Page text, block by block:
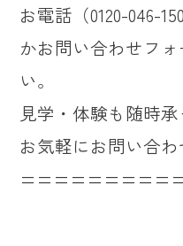
お電話（0120-046-
かお問い合わせフ
い。
見学・体験も随時承
お気軽にお問い合わ